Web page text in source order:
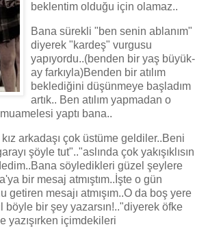
beklentim olduğu için olamaz..
Bana sürekli "ben senin ablanım"
diyerek "kardeş" vurgusu
yapıyordu..(benden bir yaş büyük-
ay farkıyla)Benden bir atılım
beklediğini düşünmeye başladım
artık.. Ben atılım yapmadan o
yaptı bana..
arkadaşı çok üstüme geldiler..Beni
şöyle tut".."aslında çok yakışıklısın
söyledikleri güzel şeylere
bir mesaj atmıştım..İşte o gün
getiren mesajı atmışım..O da boş yere
böyle bir şey yazarsın!.."diyerek öfke
yazışırken içimdekileri